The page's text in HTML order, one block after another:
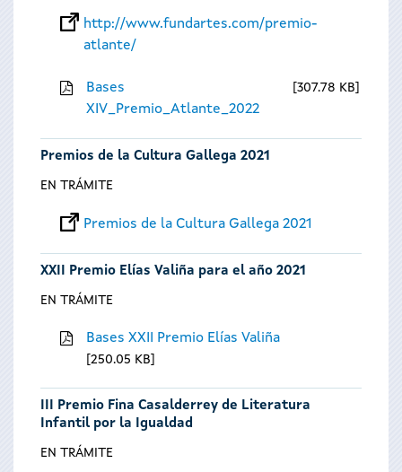
http://www.fundartes.com/premio-
atlante/
Bases
XIV_Premio_Atlante_2022
307.78 KB
Premios de la Cultura Gallega 2021
EN TRÁMITE
Premios de la Cultura Gallega 2021
XXII Premio Elías Valiña para el año 2021
EN TRÁMITE
Bases XXII Premio Elías Valiña
250.05 KB
III Premio Fina Casalderrey de Literatura
Infantil por la Igualdad
EN TRÁMITE